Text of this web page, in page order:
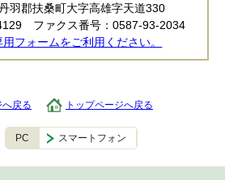
羽郡扶桑町大字高雄字天道330
ファクス番号：0587-93-2034
フォームをご利用ください。
戻る トップページへ戻る
PC スマートフォン